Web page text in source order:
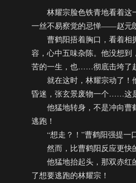
林耀宗脸色铁青地看着这
一丝不易察觉的忌惮——赵元
曹鹤阳捂着胸口，看着相
容，心中五味杂陈。他没想
苦的一生，也……彻底击垮了
就在这时，林耀宗动了！
昏迷，张玄景废物一个……这
他猛地转身，不是冲向曹
逃跑！
“想走？！”曹鹤阳强提一口
然而，比曹鹤阳反应更快
他猛地抬起头，那双赤红
了想要逃跑的林耀宗！